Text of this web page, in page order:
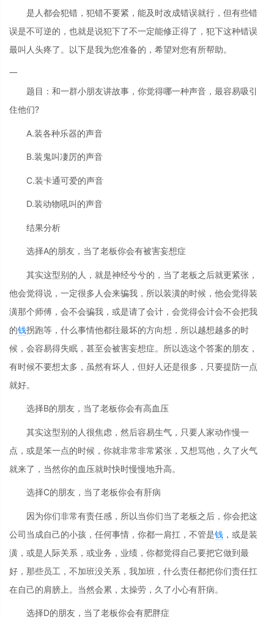
是人都会犯错，犯错不要紧，能及时改成错误就行，但有些错
误是不可逆的，也就是说犯下了不一定能修正得了，犯下这种错误
最叫人头疼了。以下是我为您准备的，希望对您有所帮助。
一
题目：和一群小朋友讲故事，你觉得哪一种声音，最容易吸引
住他们?
A.装各种乐器的声音
B.装鬼叫凄厉的声音
C.装卡通可爱的声音
D.装动物吼叫的声音
结果分析
选择A的朋友，当了老板你会有被害妄想症
其实这型别的人，就是神经兮兮的，当了老板之后就更紧张，
他会觉得说，一定很多人会来骗我，所以装潢的时候，他会觉得装
潢那个师傅，会不会骗我，或是请了会计，会觉得会计会不会把我
的钱拐跑等，什么事情他都往最坏的方向想，所以越想越多的时
候，会容易得失眠，甚至会被害妄想症。所以选这个答案的朋友，
有时候不要想太多，虽然有坏人，但好人还是很多，只要提防一点
就好。
选择B的朋友，当了老板你会有高血压
其实这型别的人很焦虑，然后容易生气，只要人家动作慢一
点，或是笨一点的时候，你就非常非常紧张，又想骂他，久了火气
就来了，当然你的血压就时快时慢慢地升高。
选择C的朋友，当了老板你会有肝病
因为你们非常有责任感，所以当你们当了老板之后，你会把这
公司当成自己的小孩，任何事情，你都一肩扛，不管是钱 ，或是装
潢，或是人际关系，或业务，业绩，你都觉得自己要把它做到最
好，那些员工，不加班没关系，我加班，什么责任都把你们责任扛
在自己的肩膀上。当然会累，太操劳，久了小心有肝病。
选择D的朋友，当了老板你会有肥胖症